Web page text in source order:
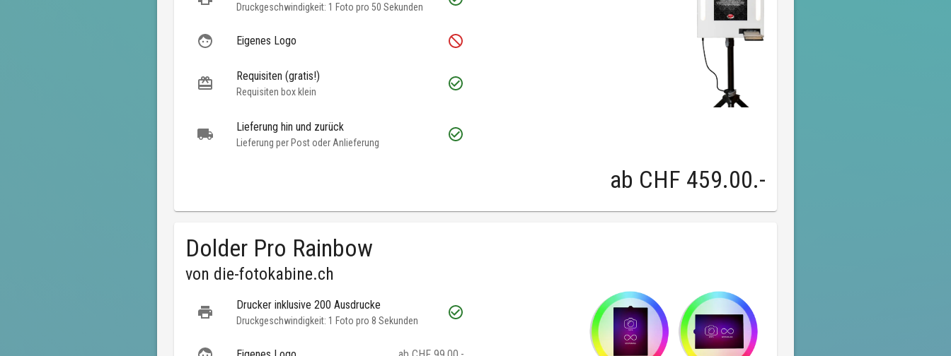
Druckgeschwindigkeit: 1 Foto pro 50 Sekunden
Eigenes Logo
Requisiten (gratis!)
Requisiten box klein
Lieferung hin und zurück
Lieferung per Post oder Anlieferung
ab CHF 459.00.-
Dolder Pro Rainbow
von die-fotokabine.ch
Drucker inklusive 200 Ausdrucke
Druckgeschwindigkeit: 1 Foto pro 8 Sekunden